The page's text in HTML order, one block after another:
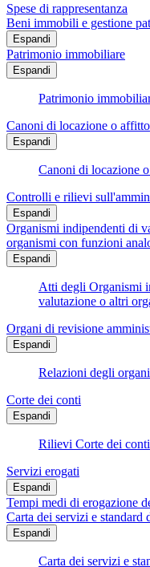
Spese di rappresentanza
Beni immobili e gestione
Espandi
Patrimonio immobiliare
Espandi
Patrimonio
Canoni di locazione o affitto
Espandi
Canoni di locazione
Controlli e rilievi
Espandi
Organismi indipendenti di
organismi con funzioni
Espandi
Atti degli Organismi
valutazione o altri
Organi di revisione
Espandi
Relazioni degli
Corte dei conti
Espandi
Rilievi Corte dei conti
Servizi erogati
Espandi
Tempi medi di erogazione
Carta dei servizi e standard
Espandi
Carta dei servizi e